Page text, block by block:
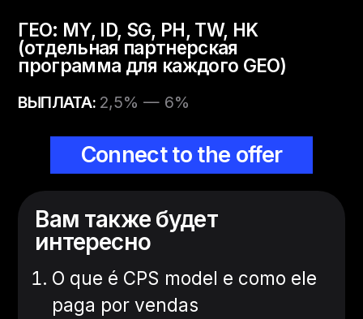
ГЕО: MY, ID, SG, PH, TW, HK
(отдельная партнерская
программа для каждого GEO)
ВЫПЛАТА: 2,5% — 6%
Connect to the offer
Вам также будет
интересно
O que é CPS model e como ele
paga por vendas